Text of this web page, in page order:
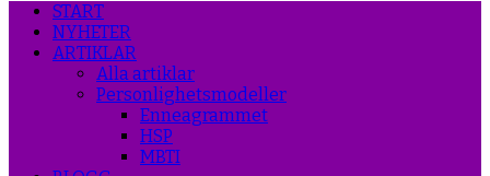
START
NYHETER
ARTIKLAR
Alla artiklar
Personlighetsmodeller
Enneagrammet
HSP
MBTI